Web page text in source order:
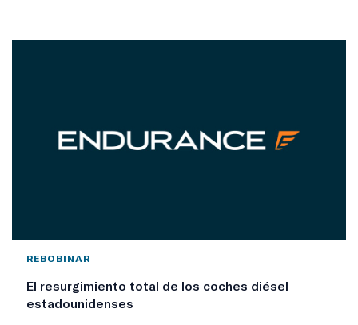
REBOBINAR
El resurgimiento total de los coches diésel
estadounidenses